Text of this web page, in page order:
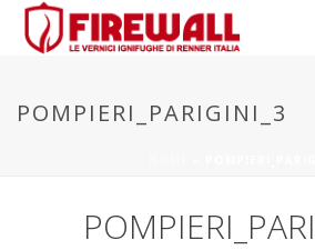
POMPIERI_PARIGINI_3